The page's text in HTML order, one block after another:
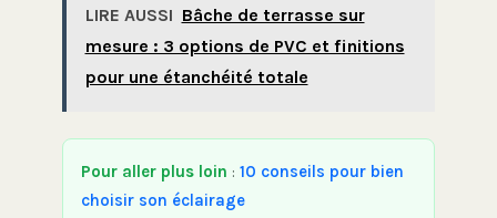
LIRE AUSSI Bâche de terrasse sur
mesure : 3 options de PVC et finitions
pour une étanchéité totale
Pour aller plus loin : 10 conseils pour bien
choisir son éclairage